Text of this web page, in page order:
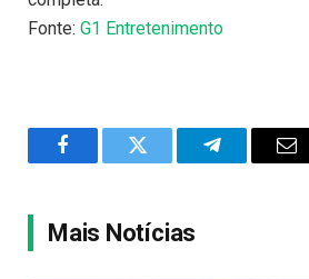
Fonte: G1 Entretenimento
FacebookTwitter Telegram
Mais Notícias